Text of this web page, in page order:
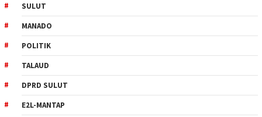
SULUT
MANADO
POLITIK
TALAUD
DPRD SULUT
E2L-MANTAP